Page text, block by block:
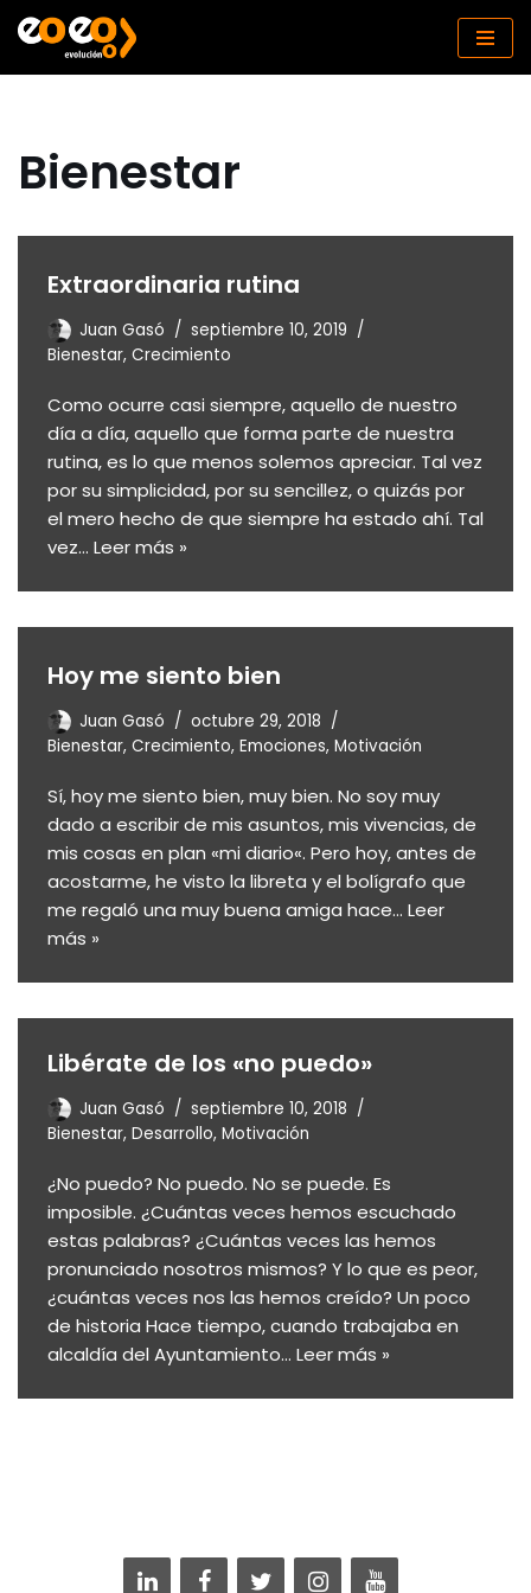
Saltar
Bienestar
Extraordinaria rutina
Juan Gasó
septiembre 10, 2019
Bienestar, Crecimiento
Como ocurre casi siempre, aquello de nuestro
día a día, aquello que forma parte de nuestra
rutina, es lo que menos solemos apreciar. Tal vez
por su simplicidad, por su sencillez, o quizás por
el mero hecho de que siempre ha estado ahí. Tal
vez… Leer más »
Hoy me siento bien
Juan Gasó
octubre 29, 2018
Bienestar, Crecimiento, Emociones, Motivación
Sí, hoy me siento bien, muy bien. No soy muy
dado a escribir de mis asuntos, mis vivencias, de
mis cosas en plan «mi diario«. Pero hoy, antes de
acostarme, he visto la libreta y el bolígrafo que
me regaló una muy buena amiga hace… Leer
más »
Libérate de los «no puedo»
Juan Gasó
septiembre 10, 2018
Bienestar, Desarrollo, Motivación
¿No puedo? No puedo. No se puede. Es
imposible. ¿Cuántas veces hemos escuchado
estas palabras? ¿Cuántas veces las hemos
pronunciado nosotros mismos? Y lo que es peor,
¿cuántas veces nos las hemos creído? Un poco
de historia Hace tiempo, cuando trabajaba en
alcaldía del Ayuntamiento… Leer más »